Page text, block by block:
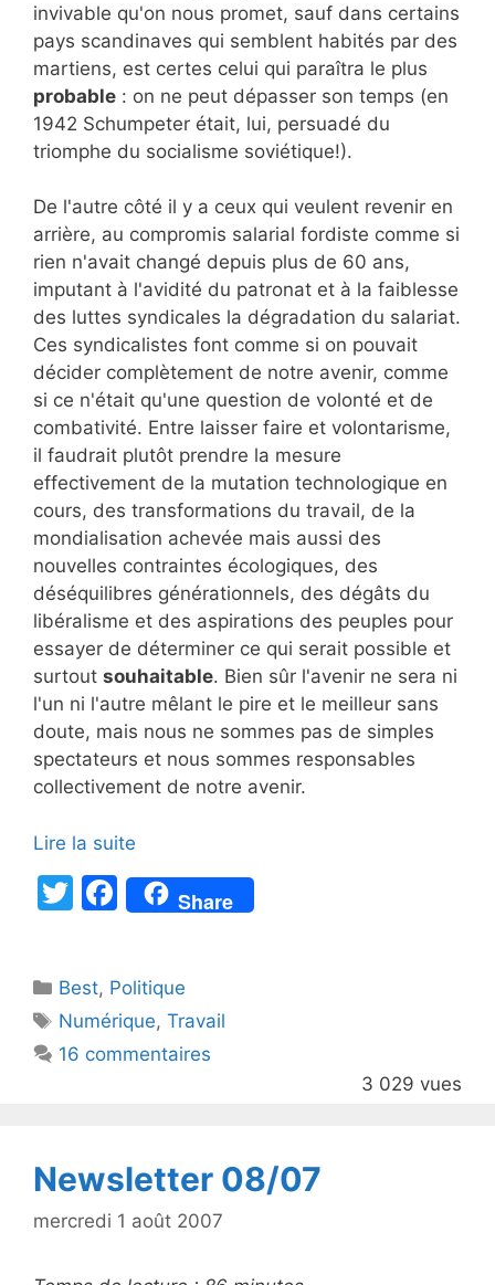
invivable qu'on nous promet, sauf dans certains
pays scandinaves qui semblent habités par des
martiens, est certes celui qui paraîtra le plus
probable : on ne peut dépasser son temps (en
1942 Schumpeter était, lui, persuadé du
triomphe du socialisme soviétique!).
De l'autre côté il y a ceux qui veulent revenir en
arrière, au compromis salarial fordiste comme si
rien n'avait changé depuis plus de 60 ans,
imputant à l'avidité du patronat et à la faiblesse
des luttes syndicales la dégradation du salariat.
Ces syndicalistes font comme si on pouvait
décider complètement de notre avenir, comme
si ce n'était qu'une question de volonté et de
combativité. Entre laisser faire et volontarisme,
il faudrait plutôt prendre la mesure
effectivement de la mutation technologique en
cours, des transformations du travail, de la
mondialisation achevée mais aussi des
nouvelles contraintes écologiques, des
déséquilibres générationnels, des dégâts du
libéralisme et des aspirations des peuples pour
essayer de déterminer ce qui serait possible et
surtout souhaitable. Bien sûr l'avenir ne sera ni
l'un ni l'autre mêlant le pire et le meilleur sans
doute, mais nous ne sommes pas de simples
spectateurs et nous sommes responsables
collectivement de notre avenir.
Lire la suite
T
er
F
a
e
b
o
Share
Catégories
Best, Politique
Étiquettes
Numérique,Travail
16 commentaires
3 029 vues
Newsletter 08/07
mercredi 1 août 2007